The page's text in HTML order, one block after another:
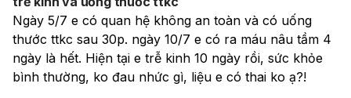
Ngày 5/7 e có quan hệ không an toàn và có uống
thước ttkc sau 30p. ngày 10/7 e có ra máu nâu tầm 4
ngày là hết. Hiện tại e trễ kinh 10 ngày rồi, sức khỏe
bình thường, ko đau nhức gì, liệu e có thai ko ạ?!